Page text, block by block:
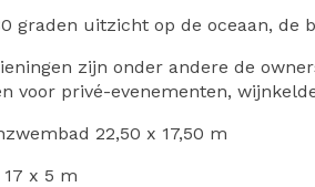
graden uitzicht op de oceaan, de
zijn onder andere de
voor privé-evenementen,
22,50 x 17,50 m
x 5 m